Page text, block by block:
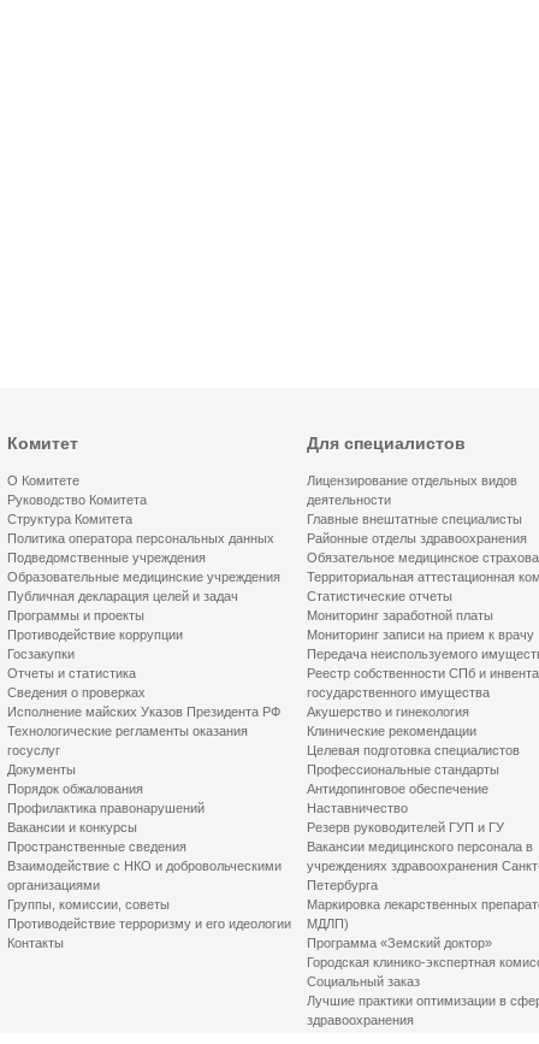
Комитет
О Комитете
Руководство Комитета
Структура Комитета
Политика оператора персональных данных
Подведомственные учреждения
Образовательные медицинские учреждения
Публичная декларация целей и задач
Программы и проекты
Противодействие коррупции
Госзакупки
Отчеты и статистика
Сведения о проверках
Исполнение майских Указов Президента РФ
Технологические регламенты оказания
госуслуг
Документы
Порядок обжалования
Профилактика правонарушений
Вакансии и конкурсы
Пространственные сведения
Взаимодействие с НКО и добровольческими
организациями
Группы, комиссии, советы
Противодействие терроризму и его идеологии
Контакты
Для специалистов
Лицензирование отдельных видов
деятельности
Главные внештатные специалисты
Районные отделы здравоохранения
Обязательное медицинское
Территориальная аттестационная
Статистические отчеты
Мониторинг заработной платы
Мониторинг записи на прием к врачу
Передача неиспользуемого
Реестр собственности СПб и
государственного имущества
Акушерство и гинекология
Клинические рекомендации
Целевая подготовка специалистов
Профессиональные стандарты
Антидопинговое обеспечение
Наставничество
Резерв руководителей ГУП и ГУ
Вакансии медицинского персонала в
учреждениях здравоохранения
Петербурга
Маркировка лекарственных
МДЛП)
Программа «Земский доктор»
Городская клинико-экспертная
Социальный заказ
Лучшие практики оптимизации в
здравоохранения